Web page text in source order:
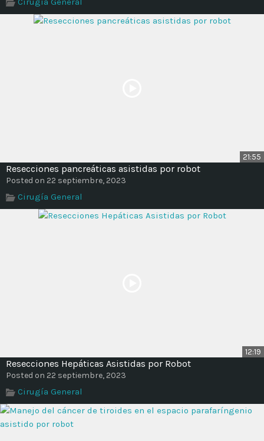
21:55
Resecciones pancreáticas asistidas por robot
Posted on 22 septiembre, 2023
Cirugía General
12:19
Resecciones Hepáticas Asistidas por Robot
Posted on 22 septiembre, 2023
Cirugía General